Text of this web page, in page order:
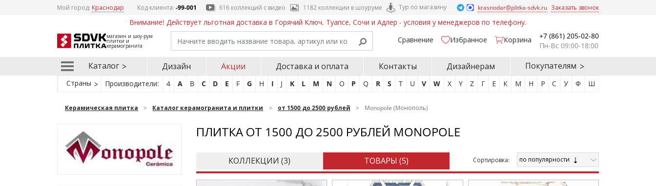
Мой город: Краснодар Код клиента: -99-001 616 коллекций с видео 1182 коллекции в шоуруме Тур по магазину krasnodar@plitka-sdvk.ru Заказать звонок
Внимание! Действует льготная доставка в Горячий Ключ, Туапсе, Сочи и Адлер - условия у менеджеров по телефону.
магазин и шоу-рум
плитки и
керамогранита
Сравнение Избранное Корзина
+7 (861) 205-02-80
Пн-Вс 09:00-18:00
Каталог Дизайн Акции Доставка и оплата Контакты Дизайнерам Покупателям
Страны Производители: 4 A B C D E F G H I J K L M N O P Q R S T U V W X Y Z Г Е К М Н Р С У Ф Ш
Керамическая плитка Каталог керамогранита и плитки от 1500 до 2500 рублей Monopole (Монополь)
ПЛИТКА ОТ 1500 ДО 2500 РУБЛЕЙ MONOPOLE
КОЛЛЕКЦИИ (3) ТОВАРЫ (5) Cортировка: по популярности